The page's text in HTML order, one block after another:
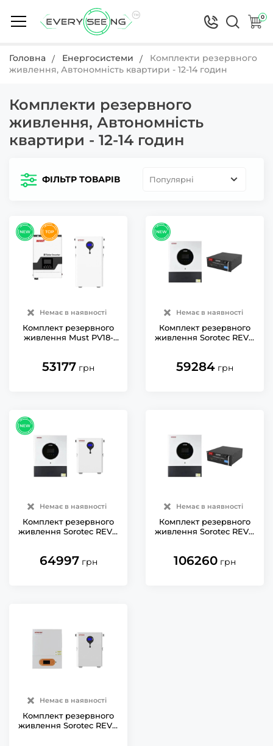
0
Головна Енергосистеми
Комплекти резервного
живлення, Автономність квартири - 12-14 годин
Комплекти резервного
живлення, Автономність
квартири - 12-14 годин
ФІЛЬТР ТОВАРІВ Популярні
Немає в наявності
Комплект резервного
живлення Must PV18-
5120Wh
53177 грн
Немає в наявності
Комплект резервного
живлення Sorotec REVO
59284 грн
Немає в наявності
Комплект резервного
живлення Sorotec REVO
wall
64997 грн
Немає в наявності
Комплект резервного
живлення Sorotec REVO
5120Wh
106260 грн
Немає в наявності
Комплект резервного
живлення Sorotec REVO